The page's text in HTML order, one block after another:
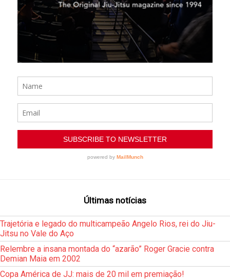
Últimas notícias
Trajetória e legado do multicampeão Angelo Rios, rei do Jiu-
Jitsu no Vale do Aço
Relembre a insana montada do “azarão” Roger Gracie contra
Demian Maia em 2002
Copa América de JJ: mais de 20 mil em premiação!